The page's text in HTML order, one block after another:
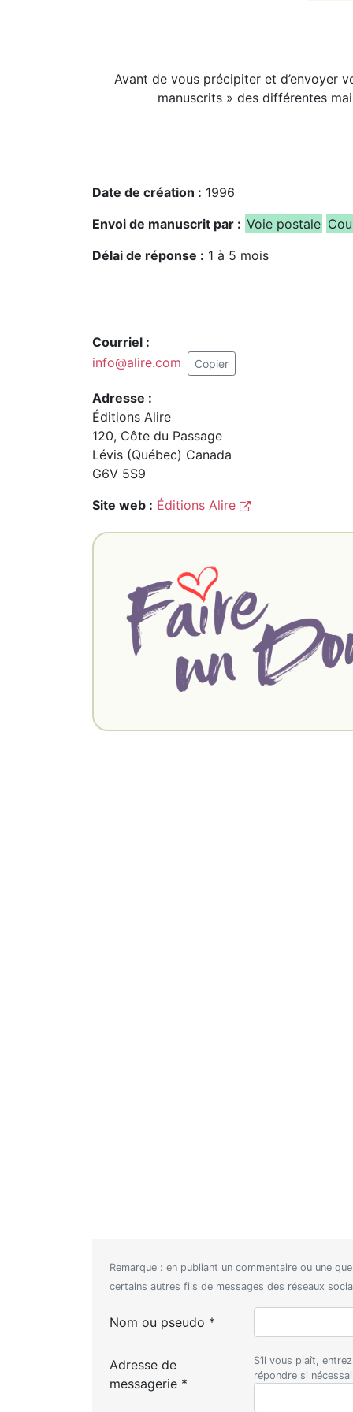
Avant de vous précipiter et d’envoyer
manuscrits » des différentes
Date de création : 1996
Envoi de manuscrit par : Voie postale
Délai de réponse : 1 à 5 mois
Courriel :
info@alire.com
Copier
Adresse :
Éditions Alire
120, Côte du Passage
Lévis (Québec) Canada
G6V 5S9
Site web : Éditions Alire
Remarque : en publiant un commentaire ou une
certains autres fils de messages des réseaux
Nom ou pseudo *
Adresse de
messagerie *
S’il vous plaît,
répondre si